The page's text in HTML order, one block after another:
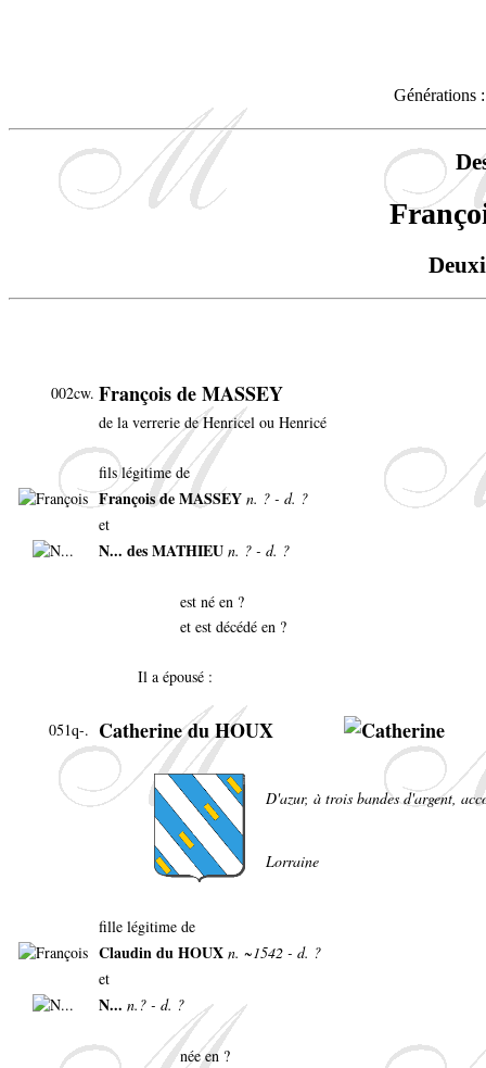
Générations :
002cw. François de MASSEY
de la verrerie de Henricel ou Henricé
fils légitime de
François de MASSEY n. ? - d. ?
et
N... des MATHIEU n. ? - d. ?
est né en ?
et est décédé en ?
Il a épousé :
051q-. Catherine du HOUX
D'azur, à trois bandes d'argent,
Lorraine
fille légitime de
Claudin du HOUX n. ~1542 - d. ?
et
N... n.? - d. ?
née en ?